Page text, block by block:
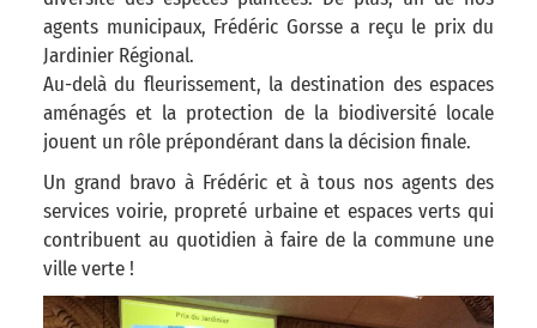
agents municipaux, Frédéric Gorsse a reçu le prix du
Jardinier Régional.
Au-delà du fleurissement, la destination des espaces
aménagés et la protection de la biodiversité locale
jouent un rôle prépondérant dans la décision finale.
Un grand bravo à Frédéric et à tous nos agents des
services voirie, propreté urbaine et espaces verts qui
contribuent au quotidien à faire de la commune une
ville verte !